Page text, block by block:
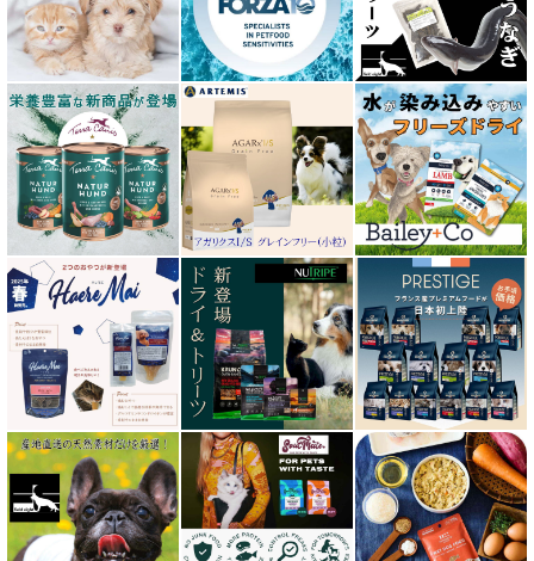
エンパイア EMPIRE
オージー ラム プラス Aussie Lamb Plus
カントリーロード Country Roads
キアオラ kiaora
キャノフィラ
グリーンフィッシュ GreenFish
ケリーアンドコー Kelly＆Co’s
サンデーペッツ Sunday Pets
サンユー研究所
シェフ SHEF